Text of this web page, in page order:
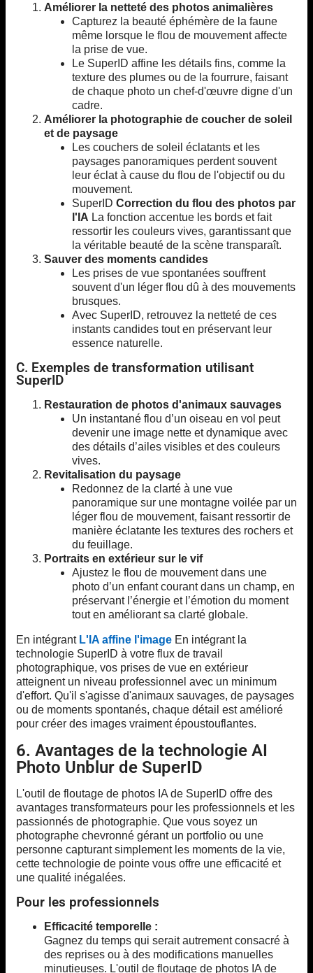
Améliorer la netteté des photos animalières
Capturez la beauté éphémère de la faune
même lorsque le flou de mouvement affecte
la prise de vue.
Le SuperID affine les détails fins, comme la
texture des plumes ou de la fourrure, faisant
de chaque photo un chef-d'œuvre digne d'un
cadre.
Améliorer la photographie de coucher de soleil
et de paysage
Les couchers de soleil éclatants et les
paysages panoramiques perdent souvent
leur éclat à cause du flou de l'objectif ou du
mouvement.
SuperID Correction du flou des photos par
l'IA La fonction accentue les bords et fait
ressortir les couleurs vives, garantissant que
la véritable beauté de la scène transparaît.
Sauver des moments candides
Les prises de vue spontanées souffrent
souvent d'un léger flou dû à des mouvements
brusques.
Avec SuperID, retrouvez la netteté de ces
instants candides tout en préservant leur
essence naturelle.
C. Exemples de transformation utilisant
SuperID
Restauration de photos d'animaux sauvages
Un instantané flou d’un oiseau en vol peut
devenir une image nette et dynamique avec
des détails d’ailes visibles et des couleurs
vives.
Revitalisation du paysage
Redonnez de la clarté à une vue
panoramique sur une montagne voilée par un
léger flou de mouvement, faisant ressortir de
manière éclatante les textures des rochers et
du feuillage.
Portraits en extérieur sur le vif
Ajustez le flou de mouvement dans une
photo d’un enfant courant dans un champ, en
préservant l’énergie et l’émotion du moment
tout en améliorant sa clarté globale.
En intégrant L'IA affine l'image En intégrant la
technologie SuperID à votre flux de travail
photographique, vos prises de vue en extérieur
atteignent un niveau professionnel avec un minimum
d'effort. Qu'il s'agisse d'animaux sauvages, de paysages
ou de moments spontanés, chaque détail est amélioré
pour créer des images vraiment époustouflantes.
6. Avantages de la technologie AI
Photo Unblur de SuperID
L'outil de floutage de photos IA de SuperID offre des
avantages transformateurs pour les professionnels et les
passionnés de photographie. Que vous soyez un
photographe chevronné gérant un portfolio ou une
personne capturant simplement les moments de la vie,
cette technologie de pointe vous offre une efficacité et
une qualité inégalées.
Pour les professionnels
Efficacité temporelle :
Gagnez du temps qui serait autrement consacré à
des reprises ou à des modifications manuelles
minutieuses. L'outil de floutage de photos IA de